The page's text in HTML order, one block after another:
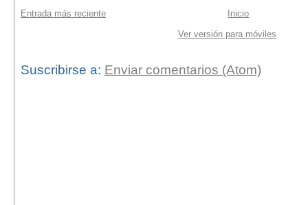
Entrada más reciente
Inicio
Ver versión para móviles
Suscribirse a: Enviar comentarios (Atom)